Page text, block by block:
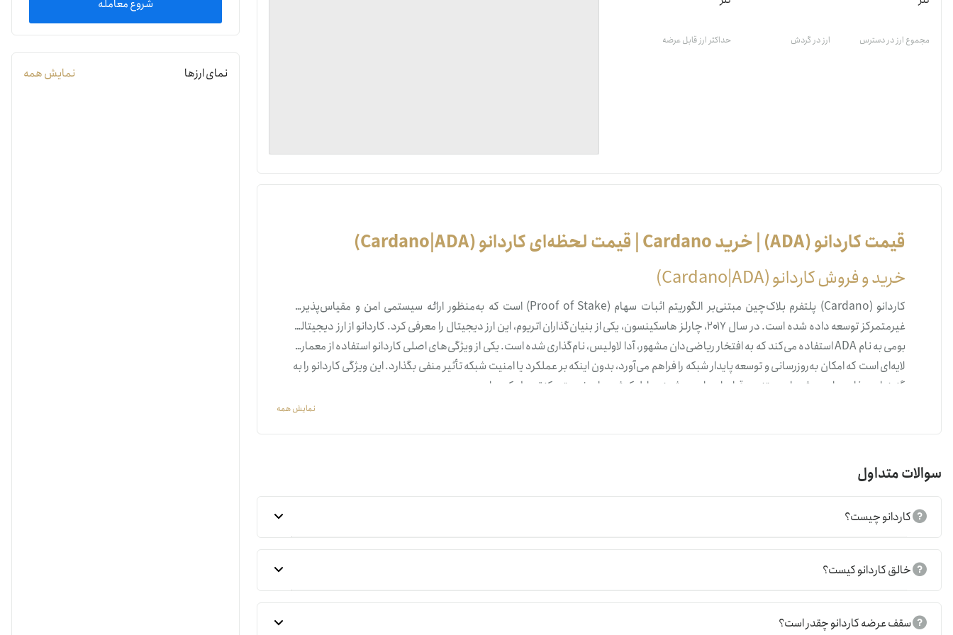
مجموع ارز در دسترس ارز در گردش حداکثر ارز قابل عرضه
قیمت کاردانو (ADA) | خرید Cardano | قیمت لحظه‌ای کاردانو (Cardano|ADA)
خرید و فروش کاردانو (Cardano|ADA)
کاردانو (Cardano) پلتفرم بلاک‌چین مبتنی‌بر الگوریتم اثبات سهام (Proof of Stake) است که به‌منظور ارائه سیستمی امن و مقیاس‌پذیر و
غیرمتمرکز توسعه داده شده است. در سال ۲۰۱۷، چارلز هاسکینسون، یکی از بنیان‌گذاران اتریوم، این ارز دیجیتال را معرفی کرد. کاردانو از ارز دیجیتالی
بومی به نام ADA استفاده می‌کند که به افتخار ریاضی‌دان مشهور، آدا لاولیس، نام‌گذاری شده است. یکی از ویژگی‌های اصلی کاردانو استفاده از معماری
لایه‌ای است که امکان به‌روزرسانی و توسعه پایدار شبکه را فراهم می‌آورد، بدون اینکه بر عملکرد یا امنیت شبکه تأثیر منفی بگذارد. این ویژگی کاردانو را به
گزینه‌ای جذاب برای پروژه‌های مبتنی‌بر قراردادهای هوشمند و اپلیکیشن‌های غیرمتمرکز تبدیل کرده است.
مقایسه با ارزهایی مانند بیت ‌کوین است. به‌طور کلی، موفقیت در سرمایه‌گذاری در کاردانو نیازمند تحلیل دقیق بازار و مدیریت ریسک است.
برایخرید کاردانووخرید اتریوم،می‌توانید سفارش خود را در صرافی ارز دیجیتال تترلند ثبت کنید.
قیمت کاردانو
قیمت کاردانو به تومان
میزان پذیرش فناوری بلاک‌چین کاردانو و تحولات تکنولوژیکی در این پروژه. نوسان‌های قیمتی شدید یکی از ویژگی‌های ذاتی رمزارزها است که در کاردانو
نمایش همه
سوالات متداول
کاردانو چیست؟
خالق کاردانو کیست؟
سقف عرضه کاردانو چقدر است؟
شروع معامله
نمای ارزها نمایش همه